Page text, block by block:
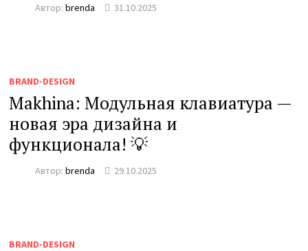
Автор:brenda 31.10.2025
BRAND-DESIGN
Makhina: Модульная клавиатура —
новая эра дизайна и
функционала! 💡
Автор:brenda 29.10.2025
BRAND-DESIGN